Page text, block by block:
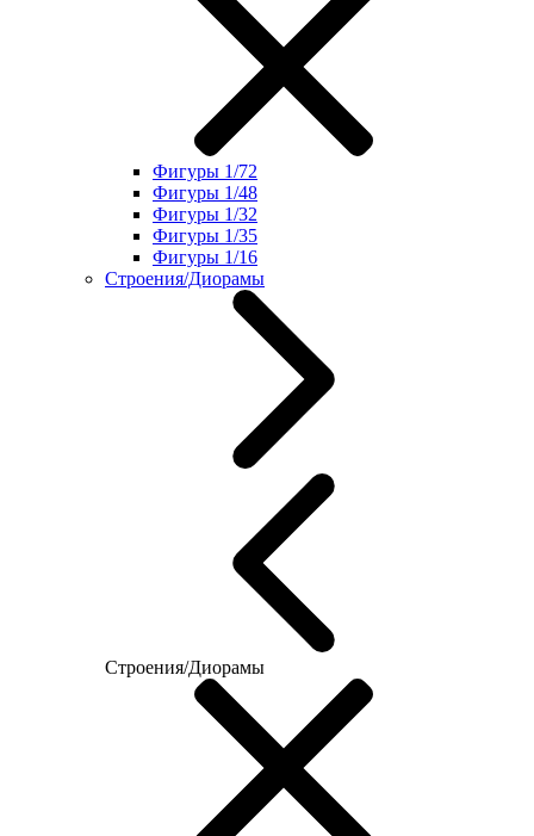
Фигуры 1/72
Фигуры 1/48
Фигуры 1/32
Фигуры 1/35
Фигуры 1/16
Строения/Диорамы
Строения/Диорамы